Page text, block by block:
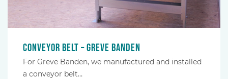
Conveyor belt – Greve Banden
For Greve Banden, we manufactured and installed
a conveyor belt…